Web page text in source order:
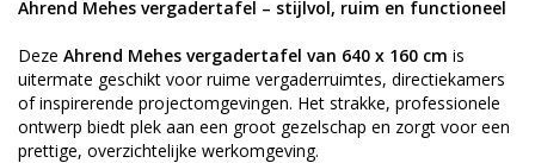
Ahrend Mehes vergadertafel – stijlvol, ruim en functioneel
Deze Ahrend Mehes vergadertafel van 640 x 160 cm is
uitermate geschikt voor ruime vergaderruimtes, directiekamers
of inspirerende projectomgevingen. Het strakke, professionele
ontwerp biedt plek aan een groot gezelschap en zorgt voor een
prettige, overzichtelijke werkomgeving.